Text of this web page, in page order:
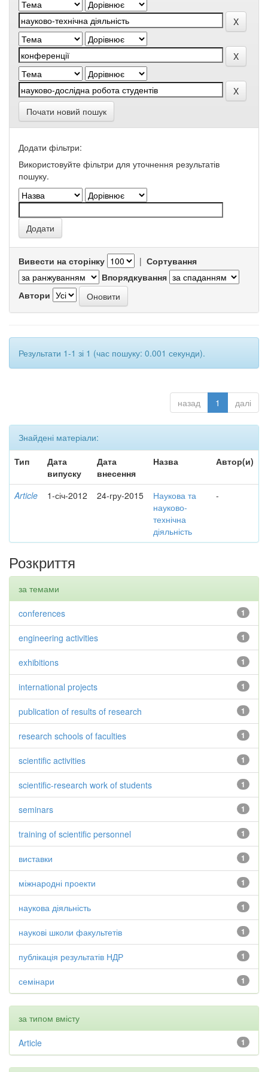
Почати новий пошук
Додати фільтри:
Використовуйте фільтри для уточнення результатів
пошуку.
Вивести на сторінку | Сортування
Впорядкування
Автори
Результати 1-1 зі 1 (час пошуку: 0.001 секунди).
назад 1 далі
Знайдені матеріали:
Тип
Дата
випуску
Дата
внесення
Назва Автор(и)
Article 1-січ-2012 24-гру-2015
Наукова та
науково-
технічна
діяльність
-
Розкриття
за темами
1
conferences
1
engineering activities
1
exhibitions
1
international projects
1
publication of results of research
1
research schools of faculties
1
scientific activities
1
scientific-research work of students
1
seminars
1
training of scientific personnel
1
виставки
1
міжнародні проекти
1
наукова діяльність
1
наукові школи факультетів
1
публікація результатів НДР
1
семінари
за типом вмісту
1
Article